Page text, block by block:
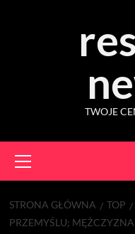
TWOJE
Menu
STRONA GŁÓWNA TOP
PRZEMYŚLU;